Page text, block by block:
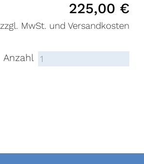
225,00 €
zzgl. MwSt. und Versandkosten
Anzahl